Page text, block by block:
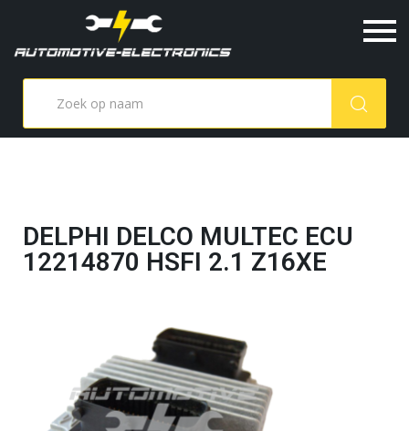
DELPHI DELCO MULTEC ECU
12214870 HSFI 2.1 Z16XE